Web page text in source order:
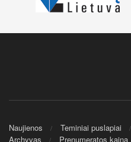
Naujienos Teminiai puslapiai
Archyvas
Prenumeratos kaina